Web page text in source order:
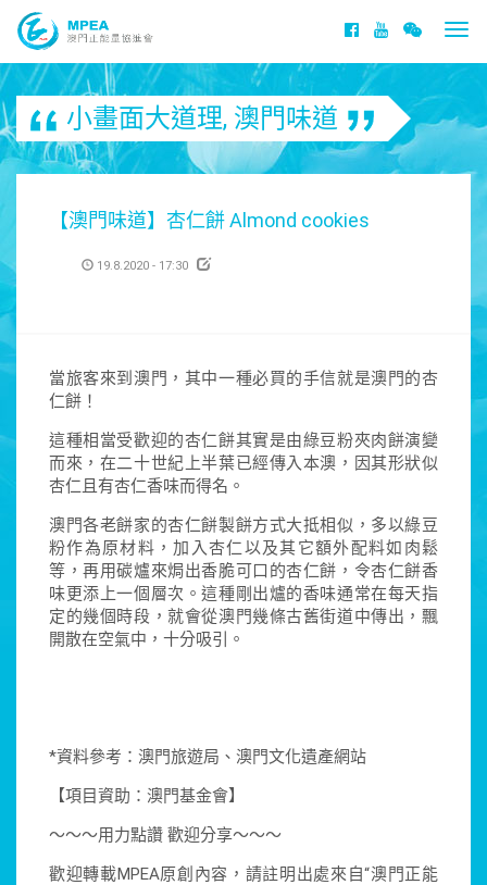
小畫面大道理, 澳門味道
【澳門味道】杏仁餅 Almond cookies
19.8.2020 - 17:30
當旅客來到澳門，其中一種必買的手信就是澳門的杏
仁餅！
這種相當受歡迎的杏仁餅其實是由綠豆粉夾肉餅演變
而來，在二十世紀上半葉已經傳入本澳，因其形狀似
杏仁且有杏仁香味而得名。
澳門各老餅家的杏仁餅製餅方式大抵相似，多以綠豆
粉作為原材料，加入杏仁以及其它額外配料如肉鬆
等，再用碳爐來焗出香脆可口的杏仁餅，令杏仁餅香
味更添上一個層次。這種剛出爐的香味通常在每天指
定的幾個時段，就會從澳門幾條古舊街道中傳出，飄
開散在空氣中，十分吸引。
*資料參考：澳門旅遊局、澳門文化遺產網站
【項目資助：澳門基金會】
～～～用力點讚 歡迎分享～～～
歡迎轉載MPEA原創內容，請註明出處來自“澳門正能